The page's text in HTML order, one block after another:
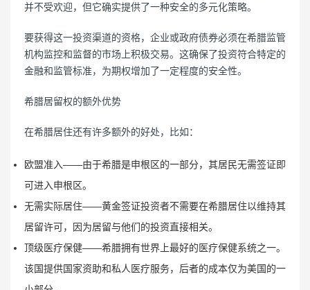
并不受欢迎，但它确实提供了一种安全的多元化策略。
要获得这一投资渠道的资格，企业或政府债券必须在希腊监管
机构监控和监督的市场上积极交易。这确保了投资符合特定的
金融和监管标准，为期权增加了一定程度的安全性。
希腊居留权的额外优势
在希腊居住还有许多额外的好处，比如：
欧盟准入——由于希腊是申根区的一部分，其居民无需签证即
可进入申根区。
无需实际居住——黄金签证投资者不需要在希腊居住以维持其
居留许可，因为居留与他们的投资直接相关。
顶级医疗保健——希腊拥有世界上最好的医疗保健系统之一。
该国提供国家资助和私人医疗服务，后者的成本仅为美国的一